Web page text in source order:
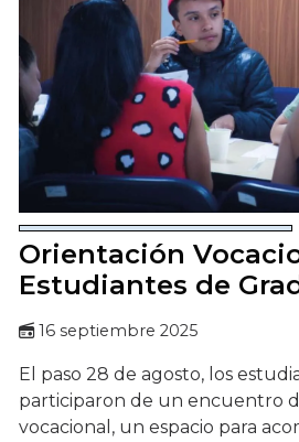
Orientación
Estudiantes de
16 septiembre 2025
El paso 28 de agosto, los
participaron de un encuentro
vocacional, un espacio para